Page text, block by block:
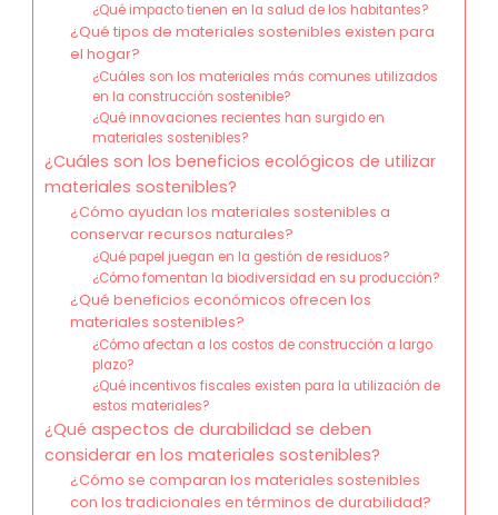
¿Qué impacto tienen en la salud de los habitantes?
¿Qué tipos de materiales sostenibles existen para
el hogar?
¿Cuáles son los materiales más comunes utilizados
en la construcción sostenible?
¿Qué innovaciones recientes han surgido en
materiales sostenibles?
¿Cuáles son los beneficios ecológicos de utilizar
materiales sostenibles?
¿Cómo ayudan los materiales sostenibles a
conservar recursos naturales?
¿Qué papel juegan en la gestión de residuos?
¿Cómo fomentan la biodiversidad en su producción?
¿Qué beneficios económicos ofrecen los
materiales sostenibles?
¿Cómo afectan a los costos de construcción a largo
plazo?
¿Qué incentivos fiscales existen para la utilización de
estos materiales?
¿Qué aspectos de durabilidad se deben
considerar en los materiales sostenibles?
¿Cómo se comparan los materiales sostenibles
con los tradicionales en términos de durabilidad?